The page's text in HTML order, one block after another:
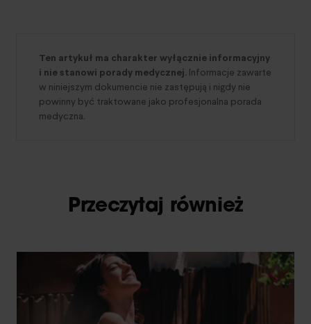
Ten artykuł ma charakter wyłącznie informacyjny
i nie stanowi porady medycznej. Informacje zawarte
w niniejszym dokumencie nie zastępują i nigdy nie
powinny być traktowane jako profesjonalna porada
medyczna.
Przeczytaj również